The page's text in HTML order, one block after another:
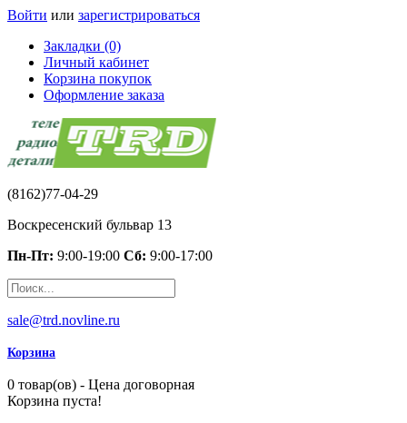
Войти или зарегистрироваться
Закладки (0)
Личный кабинет
Корзина покупок
Оформление заказа
(8162)77-04-29
Воскресенский бульвар 13
Пн-Пт: 9:00-19:00 Сб: 9:00-17:00
sale@trd.novline.ru
Корзина
0 товар(ов) - Цена договорная
Корзина пуста!